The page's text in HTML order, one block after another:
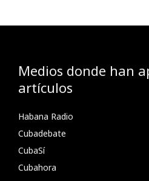
Medios donde han
artículos
Habana Radio
Cubadebate
CubaSí
Cubahora